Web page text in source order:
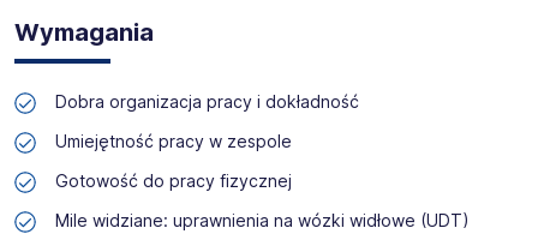
Wymagania
Dobra organizacja pracy i dokładność
Umiejętność pracy w zespole
Gotowość do pracy fizycznej
Mile widziane: uprawnienia na wózki widłowe (UDT)